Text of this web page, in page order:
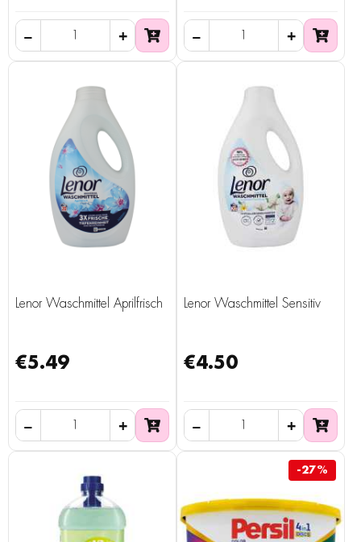
Lenor Waschmittel Aprilfrisch
€5.49
Lenor Waschmittel Sensitiv
€4.50
-27%